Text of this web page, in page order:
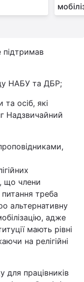
підтримав
НАБУ та ДБР;
та осіб, які
Надзвичайний
що члени
треба
альтернативну
адже
мають рівні
на релігійні
для працівників